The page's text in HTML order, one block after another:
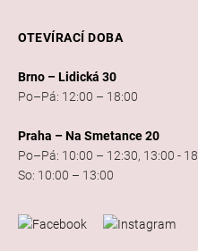
OTEVÍRACÍ DOBA
Brno – Lidická 30
Po–Pá: 12:00 – 18:00
Praha – Na Smetance 20
Po–Pá: 10:00 – 12:30, 13:00 -
So: 10:00 – 13:00